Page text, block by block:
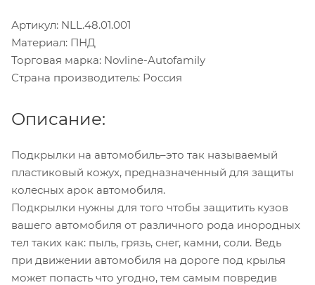
Артикул: NLL.48.01.001
Материал: ПНД
Торговая марка: Novline-Autofamily
Страна производитель: Россия
Описание:
Подкрылки на автомобиль–это так называемый
пластиковый кожух, предназначенный для защиты
колесных арок автомобиля.
Подкрылки нужны для того чтобы защитить кузов
вашего автомобиля от различного рода инородных
тел таких как: пыль, грязь, снег, камни, соли. Ведь
при движении автомобиля на дороге под крылья
может попасть что угодно, тем самым повредив